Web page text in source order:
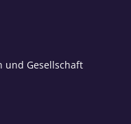
und Gesellschaft